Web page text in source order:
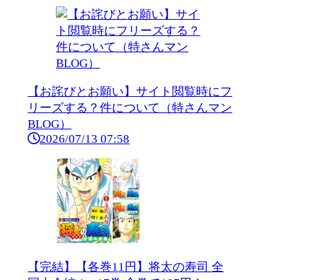
【お詫びとお願い】サイト閲覧時にフ
リーズする？件について（特さんマン
BLOG）
2026/07/13 07:58
【完結】【各巻11円】将太の寿司 全